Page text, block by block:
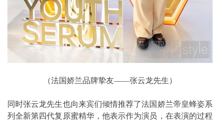
（法国娇兰品牌挚友——张云龙先生）
同时张云龙先生也向来宾们倾情推荐了法国娇兰帝皇蜂姿系
列全新第四代复原蜜精华，他表示作为演员，在表演的过程